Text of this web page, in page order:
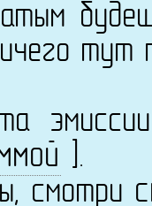
тут
].
смотри